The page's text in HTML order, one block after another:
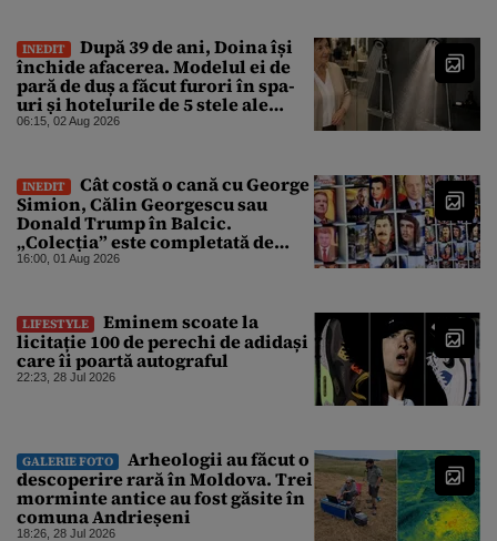
INEDIT
După 39 de ani, Doina își
închide afacerea. Modelul ei de
pară de duș a făcut furori în spa-
uri și hotelurile de 5 stele ale
lumii. Ce nu a mai mers
06:15, 02 Aug 2026
INEDIT
Cât costă o cană cu George
Simion, Călin Georgescu sau
Donald Trump în Balcic.
„Colecția” este completată de
Nicușor Dan, Ceaușescu și Stalin
16:00, 01 Aug 2026
LIFESTYLE
Eminem scoate la
licitație 100 de perechi de adidași
care îi poartă autograful
22:23, 28 Jul 2026
GALERIE FOTO
Arheologii au făcut o
descoperire rară în Moldova. Trei
morminte antice au fost găsite în
comuna Andrieșeni
18:26, 28 Jul 2026